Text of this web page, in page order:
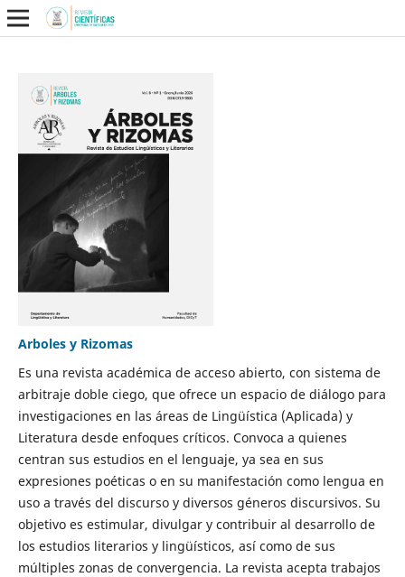
Arboles y Rizomas
Es una revista académica de acceso abierto, con sistema de
arbitraje doble ciego, que ofrece un espacio de diálogo para
investigaciones en las áreas de Lingüística (Aplicada) y
Literatura desde enfoques críticos. Convoca a quienes
centran sus estudios en el lenguaje, ya sea en sus
expresiones poéticas o en su manifestación como lengua en
uso a través del discurso y diversos géneros discursivos. Su
objetivo es estimular, divulgar y contribuir al desarrollo de
los estudios literarios y lingüísticos, así como de sus
múltiples zonas de convergencia. La revista acepta trabajos